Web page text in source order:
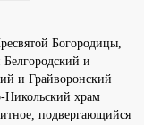
Богородицы,
и
и Грайворонский
Никольский храм
подвергающийся